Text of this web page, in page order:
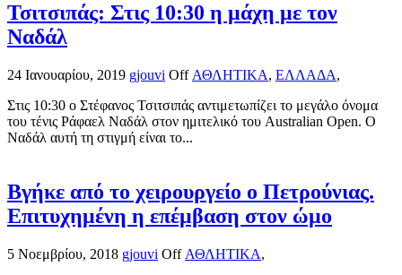
Τσιτσιπάς: Στις 10:30 η μάχη με τον
Ναδάλ
24 Ιανουαρίου, 2019 gjouvi Off ΑΘΛΗΤΙΚΑ, ΕΛΛΑΔΑ,
Στις 10:30 ο Στέφανος Τσιτσιπάς αντιμετωπίζει το μεγάλο όνομα
του τένις Ράφαελ Ναδάλ στον ημιτελικό του Australian Open. Ο
Ναδάλ αυτή τη στιγμή είναι το...
Βγήκε από το χειρουργείο ο Πετρούνιας.
Επιτυχημένη η επέμβαση στον ώμο
5 Νοεμβρίου, 2018 gjouvi Off ΑΘΛΗΤΙΚΑ,